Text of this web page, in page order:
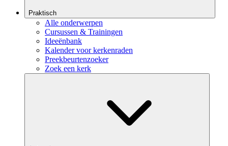
Praktisch
Alle onderwerpen
Cursussen & Trainingen
Ideeënbank
Kalender voor kerkenraden
Preekbeurtenzoeker
Zoek een kerk